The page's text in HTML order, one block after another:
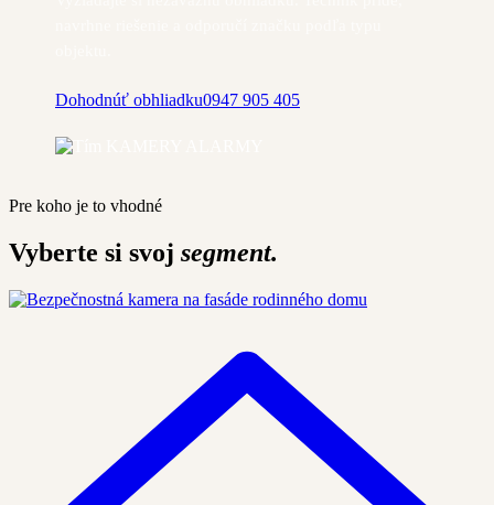
Dohodnúť obhliadku0947 905 405
Pre koho je to vhodné
Vyberte si svoj segment.